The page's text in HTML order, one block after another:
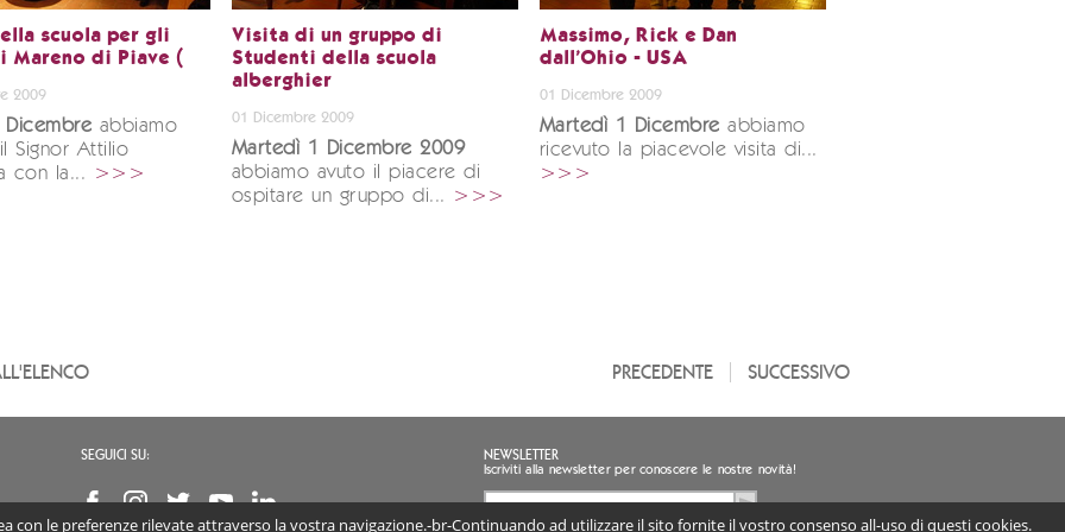
scuola per gli
Mareno di Piave (
2009
Dicembre abbiamo
Signor Attilio
con la... >>>
Visita di un gruppo di
Studenti della scuola
alberghier
01 Dicembre 2009
Martedì 1 Dicembre 2009
abbiamo avuto il piacere di
ospitare un gruppo di... >>>
Massimo, Rick e Dan
dall'Ohio - USA
01 Dicembre 2009
Martedì 1 Dicembre abbiamo
ricevuto la piacevole visita di...
>>>
SUCCESSIVO
PRECEDENTE
SEGUICI SU: NEWSLETTER
Iscriviti alla newsletter per conoscere le nostre novità!
Acconsento al trattamento dei miei dati personali
le preferenze rilevate attraverso la vostra navigazione.-br-Continuando ad utilizzare il sito fornite il vostro consenso all-uso di questi cookies.